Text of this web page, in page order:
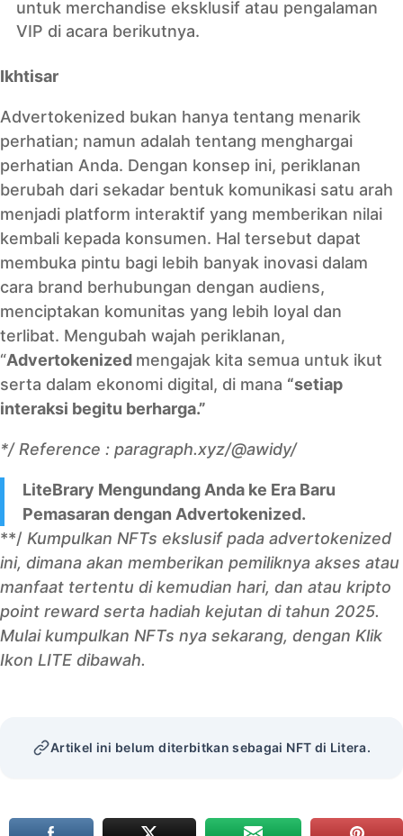
untuk merchandise eksklusif atau pengalaman
VIP di acara berikutnya.
Ikhtisar
Advertokenized bukan hanya tentang menarik
perhatian; namun adalah tentang menghargai
perhatian Anda. Dengan konsep ini, periklanan
berubah dari sekadar bentuk komunikasi satu arah
menjadi platform interaktif yang memberikan nilai
kembali kepada konsumen. Hal tersebut dapat
membuka pintu bagi lebih banyak inovasi dalam
cara brand berhubungan dengan audiens,
menciptakan komunitas yang lebih loyal dan
terlibat. Mengubah wajah periklanan,
“Advertokenized mengajak kita semua untuk ikut
serta dalam ekonomi digital, di mana “setiap
interaksi begitu berharga.”
*/ Reference : paragraph.xyz/@awidy/
LiteBrary Mengundang Anda ke Era Baru
Pemasaran dengan Advertokenized.
**/ Kumpulkan NFTs ekslusif pada advertokenized
ini, dimana akan memberikan pemiliknya akses atau
manfaat tertentu di kemudian hari, dan atau kripto
point reward serta hadiah kejutan di tahun 2025.
Mulai kumpulkan NFTs nya sekarang, dengan Klik
Ikon LITE dibawah.
Artikel ini belum diterbitkan sebagai NFT di Litera.